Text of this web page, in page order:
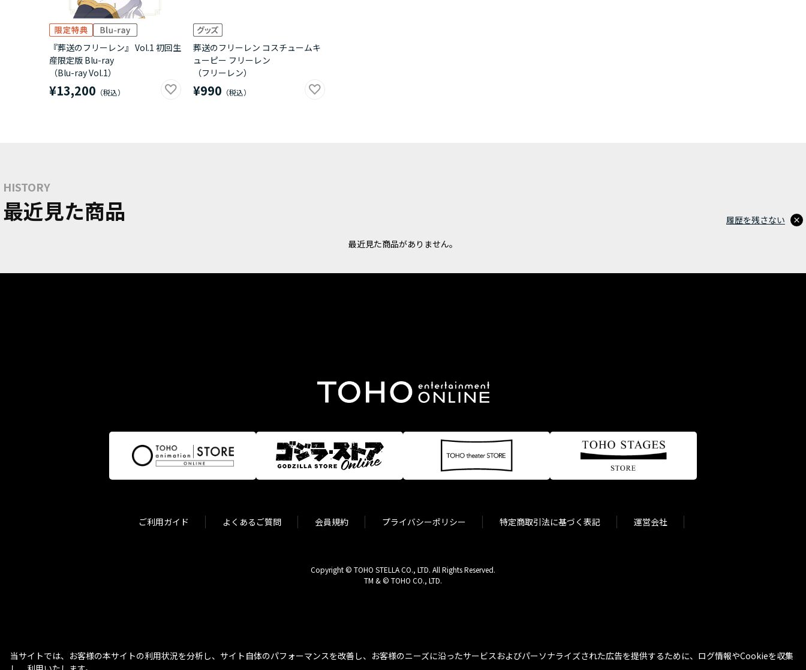
『葬送のフリーレン』 Vol.1 初回生
産限定版 Blu-ray
（Blu-ray Vol.1）
¥13,200
葬送のフリーレン コスチュームキ
ューピー フリーレン
（フリーレン）
¥990
HISTORY
最近見た商品
最近見た商品がありません。
履歴を残さない
ご利用ガイド よくあるご質問 会員規約 プライバシーポリシー 特定商取引法に基づく表記 運営会社
Copyright © TOHO STELLA CO., LTD. All Rights Reserved.
TM & © TOHO CO., LTD.
当サイトでは、お客様の本サイトの利用状況を分析し、サイト自体のパフォーマンスを改善し、お客様のニーズに沿ったサービスおよびパーソナライズされた広告を提供するために、ログ情報やCookieを収集